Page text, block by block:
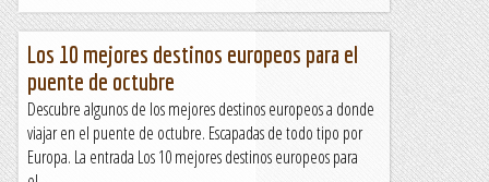
Los 10 mejores destinos europeos para el
puente de octubre
Descubre algunos de los mejores destinos europeos a donde
viajar en el puente de octubre. Escapadas de todo tipo por
Europa. La entrada Los 10 mejores destinos europeos para